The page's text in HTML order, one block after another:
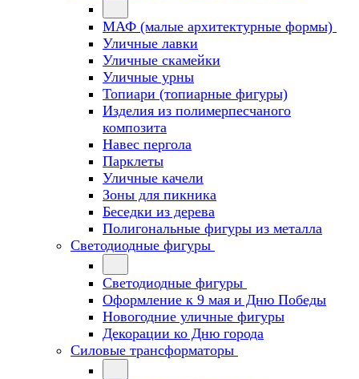
МАФ (малые архитектурные формы)
Уличные лавки
Уличные скамейки
Уличные урны
Топиари (топиарные фигуры)
Изделия из полимерпесчаного
композита
Навес пергола
Парклеты
Уличные качели
Зоны для пикника
Беседки из дерева
Полигональные фигуры из металла
Светодиодные фигуры
Светодиодные фигуры
Оформление к 9 мая и Дню Победы
Новогодние уличные фигуры
Декорации ко Дню города
Силовые трансформаторы